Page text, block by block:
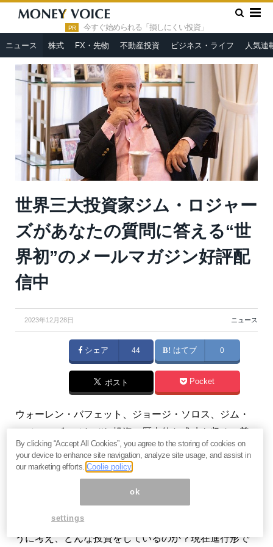
PR 今すぐ始められる「損しにくい投資」
ニュース 株式 FX・先物 不動産投資 ビジネス・ライフ 人気連
HOME » ニュース »
世界三大投資家ジム・ロジャーズがあなた
の質問に答える“世界初”のメールマガジン好評配信中
世界三大投資家ジム・ロジャー
ズがあなたの質問に答える“世
界初”のメールマガジン好評配
信中
2023年12月28日 ニュース
シェア 44 はてブ 0
ポスト Pocket
ウォーレン・バフェット、ジョージ・ソロス、ジム・
ロジャーズ。それぞれ投資で歴史的な成功を収め、尊
敬の念を込め世界三大投資家と呼ばれている。その世
界三大投資家の一人であるジム・ロジャーズが、2024
の「Make Japan Great Again」
』を配信することが決
定した。ジム・ロジャーズが現在、世界情勢をどのよ
うに考え、どんな投資をしているのか？現在進行形で
By clicking “Accept All Cookies”, you agree to the storing of cookies on
your device to enhance site navigation, analyze site usage, and assist in
our marketing efforts.Coolie policy
ok
settings